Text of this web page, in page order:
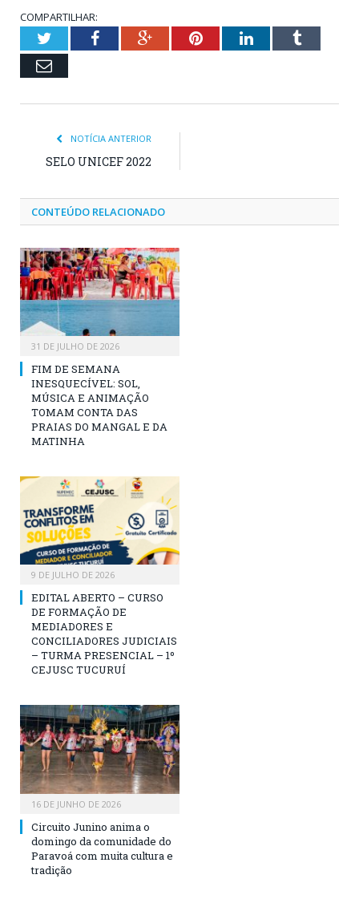
COMPARTILHAR:
TwitterFacebookGoogle+PinterestLinkedInTumblr
Email
NOTÍCIA ANTERIOR
SELO UNICEF 2022
CONTEÚDO RELACIONADO
31 DE JULHO DE 2026
FIM DE SEMANA
INESQUECÍVEL: SOL,
MÚSICA E ANIMAÇÃO
TOMAM CONTA DAS
PRAIAS DO MANGAL E DA
MATINHA
9 DE JULHO DE 2026
EDITAL ABERTO – CURSO
DE FORMAÇÃO DE
MEDIADORES E
CONCILIADORES JUDICIAIS
– TURMA PRESENCIAL – 1º
CEJUSC TUCURUÍ
16 DE JUNHO DE 2026
Circuito Junino anima o
domingo da comunidade do
Paravoá com muita cultura e
tradição